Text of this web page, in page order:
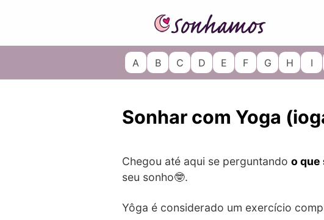
A B C D E F G H I
Sonhar com Yoga
Chegou até aqui se perguntando o que
seu sonho🤓.
Yôga é considerado um exercício